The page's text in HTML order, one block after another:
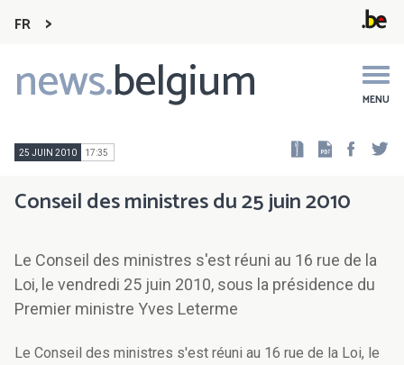
FR
news.belgium MENU
Main
navigation
25 JUIN 2010 17:35
Conseil des ministres du 25 juin 2010
Le Conseil des ministres s'est réuni au 16 rue de la
Loi, le vendredi 25 juin 2010, sous la présidence du
Premier ministre Yves Leterme
Le Conseil des ministres s'est réuni au 16 rue de la Loi, le